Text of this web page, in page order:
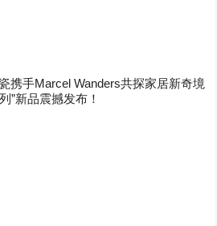
携手Marcel Wanders共探家居新奇境
”新品震撼发布！